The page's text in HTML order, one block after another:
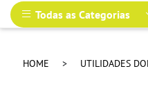
Todas as Categorias
HOME UTILIDADES